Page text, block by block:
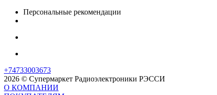
Персональные рекомендации
+74733003673
2026 © Супермаркет Радиоэлектроники РЭССИ
О КОМПАНИИ